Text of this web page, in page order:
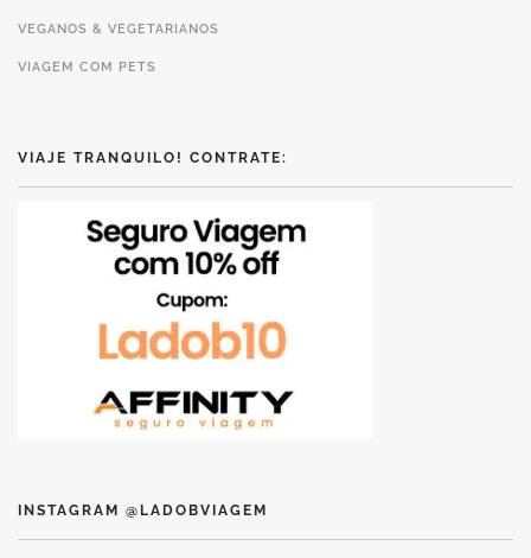
VEGANOS & VEGETARIANOS
VIAGEM COM PETS
VIAJE TRANQUILO! CONTRATE:
INSTAGRAM @LADOBVIAGEM